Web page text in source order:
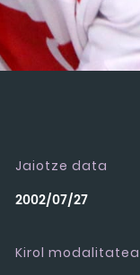
Jaiotze data
2002/07/27
Kirol modalitatea